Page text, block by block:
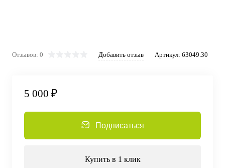
Отзывов: 0 Добавить отзыв Артикул: 63049.30
5 000 ₽
Подписаться
Купить в 1 клик